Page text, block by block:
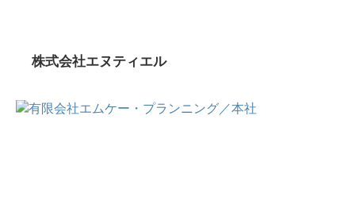
株式会社エヌティエル